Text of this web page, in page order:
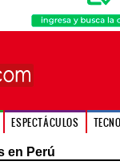
ESPECTÁCULOS
en Perú